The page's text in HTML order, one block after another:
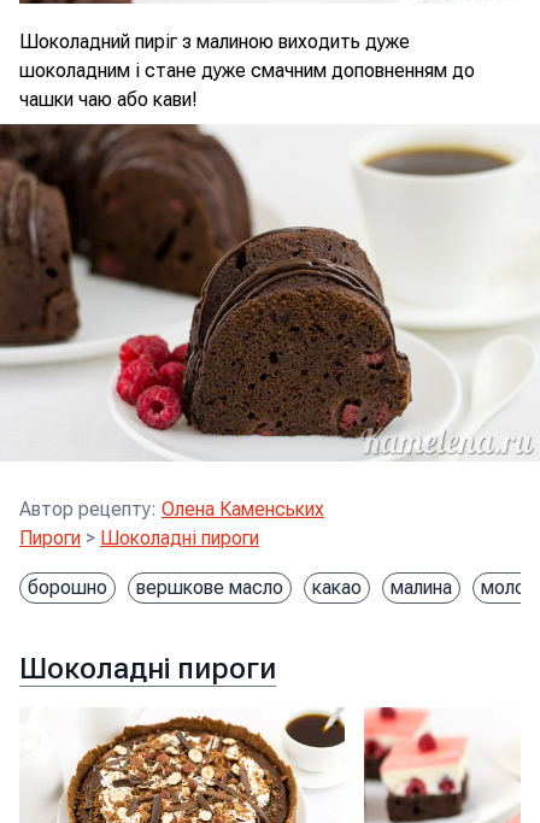
Шоколадний пиріг з малиною виходить дуже
шоколадним і стане дуже смачним доповненням до
чашки чаю або кави!
Автор рецепту: Олена Каменських
Пироги > Шоколадні пироги
борошно вершкове масло какао малина
Шоколадні пироги